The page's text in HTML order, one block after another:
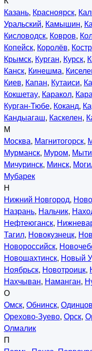
Казань, Красноярск,
Уральский, Камышин,
Кисловодск, Ковров,
Копейск, Королёв,
Крымск, Курган, Курск,
Канск, Кинешма,
Киев, Капан, Кутаиси,
Кокшетау, Каракол,
Курган-Тюбе, Коканд,
Кандыагаш, Каскелен,
М
Москва, Магнитогорск,
Мурманск, Муром,
Мичуринск, Минск,
Мубарек
Н
Нижний Новгород,
Назрань, Нальчик,
Нефтеюганск,
Тагил, Новокузнецк,
Новороссийск,
Новошахтинск, Новый
Ноябрьск, Новотроицк,
Нахчыван, Наманган,
О
Омск, Обнинск,
Орехово-Зуево, Орск,
Олмалик
П